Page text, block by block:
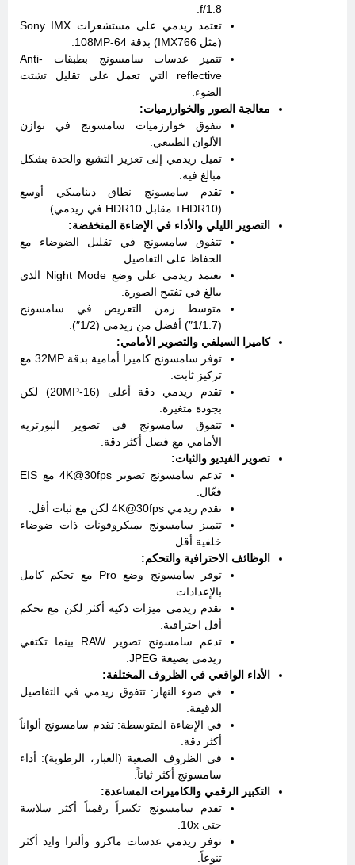
f/1.8.
تعتمد ريدمي على مستشعرات Sony IMX
(مثل IMX766) بدقة 64-108MP.
تتميز عدسات سامسونج بطبقات Anti-
reflective التي تعمل على تقليل تشتت
الضوء.
معالجة الصور والخوارزميات:
تتفوق خوارزميات سامسونج في توازن
الألوان الطبيعي.
تميل ريدمي إلى تعزيز التشبع والحدة بشكل
مبالغ فيه.
تقدم سامسونج نطاق ديناميكي أوسع
(HDR10+ مقابل HDR10 في ريدمي).
التصوير الليلي والأداء في الإضاءة المنخفضة:
تتفوق سامسونج في تقليل الضوضاء مع
الحفاظ على التفاصيل.
تعتمد ريدمي على وضع Night Mode الذي
يبالغ في تفتيح الصورة.
متوسط زمن التعريض في سامسونج
(1/1.7″) أفضل من ريدمي (1/2″).
كاميرا السيلفي والتصوير الأمامي:
توفر سامسونج كاميرا أمامية بدقة 32MP مع
تركيز ثابت.
تقدم ريدمي دقة أعلى (16-20MP) لكن
بجودة متغيرة.
تتفوق سامسونج في تصوير البورتريه
الأمامي مع فصل أكثر دقة.
تصوير الفيديو والثبات:
تدعم سامسونج تصوير 4K@30fps مع EIS
فعّال.
تقدم ريدمي 4K@30fps لكن مع ثبات أقل.
تتميز سامسونج بميكروفونات ذات ضوضاء
خلفية أقل.
الوظائف الاحترافية والتحكم:
توفر سامسونج وضع Pro مع تحكم كامل
بالإعدادات.
تقدم ريدمي ميزات ذكية أكثر لكن مع تحكم
أقل احترافية.
تدعم سامسونج تصوير RAW بينما تكتفي
ريدمي بصيغة JPEG.
الأداء الواقعي في الظروف المختلفة:
في ضوء النهار: تتفوق ريدمي في التفاصيل
الدقيقة.
في الإضاءة المتوسطة: تقدم سامسونج ألواناً
أكثر دقة.
في الظروف الصعبة (الغبار، الرطوبة): أداء
سامسونج أكثر ثباتاً.
التكبير الرقمي والكاميرات المساعدة:
تقدم سامسونج تكبيراً رقمياً أكثر سلاسة
حتى 10x.
توفر ريدمي عدسات ماكرو وألترا وايد أكثر
تنوعاً.